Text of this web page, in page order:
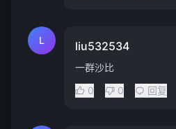
L liu532534
一群沙比
0
0 回复